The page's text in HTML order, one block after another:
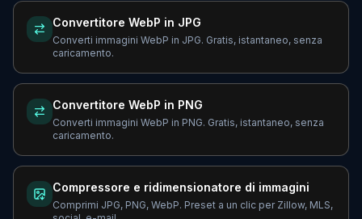
Convertitore WebP in JPG
Converti immagini WebP in JPG. Gratis, istantaneo, senza
caricamento.
Convertitore WebP in PNG
Converti immagini WebP in PNG. Gratis, istantaneo, senza
caricamento.
Compressore e ridimensionatore di immagini
Comprimi JPG, PNG, WebP. Preset a un clic per Zillow, MLS,